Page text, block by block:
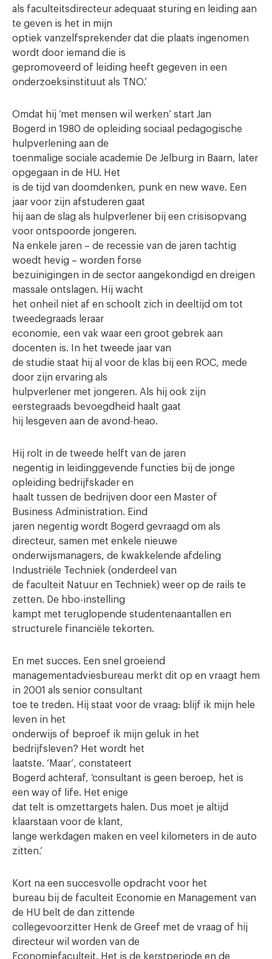
als faculteitsdirecteur adequaat sturing en leiding aan
te geven is het in mijn
optiek vanzelfsprekender dat die plaats ingenomen
wordt door iemand die is
gepromoveerd of leiding heeft gegeven in een
onderzoeksinstituut als TNO.’
Omdat hij ‘met mensen wil werken’ start Jan
Bogerd in 1980 de opleiding sociaal pedagogische
hulpverlening aan de
toenmalige sociale academie De Jelburg in Baarn, later
opgegaan in de HU. Het
is de tijd van doomdenken, punk en new wave. Een
jaar voor zijn afstuderen gaat
hij aan de slag als hulpverlener bij een crisisopvang
voor ontspoorde jongeren.
Na enkele jaren – de recessie van de jaren tachtig
woedt hevig – worden forse
bezuinigingen in de sector aangekondigd en dreigen
massale ontslagen. Hij wacht
het onheil niet af en schoolt zich in deeltijd om tot
tweedegraads leraar
economie, een vak waar een groot gebrek aan
docenten is. In het tweede jaar van
de studie staat hij al voor de klas bij een ROC, mede
door zijn ervaring als
hulpverlener met jongeren. Als hij ook zijn
eerstegraads bevoegdheid haalt gaat
hij lesgeven aan de avond-heao.
Hij rolt in de tweede helft van de jaren
negentig in leidinggevende functies bij de jonge
opleiding bedrijfskader en
haalt tussen de bedrijven door een Master of
Business Administration. Eind
jaren negentig wordt Bogerd gevraagd om als
directeur, samen met enkele nieuwe
onderwijsmanagers, de kwakkelende afdeling
Industriële Techniek (onderdeel van
de faculteit Natuur en Techniek) weer op de rails te
zetten. De hbo-instelling
kampt met teruglopende studentenaantallen en
structurele financiële tekorten.
En met succes. Een snel groeiend
managementadviesbureau merkt dit op en vraagt hem
in 2001 als senior consultant
toe te treden. Hij staat voor de vraag: blijf ik mijn hele
leven in het
onderwijs of beproef ik mijn geluk in het
bedrijfsleven? Het wordt het
laatste. ‘Maar’, constateert
Bogerd achteraf, ‘consultant is geen beroep, het is
een way of life. Het enige
dat telt is omzettargets halen. Dus moet je altijd
klaarstaan voor de klant,
lange werkdagen maken en veel kilometers in de auto
zitten.’
Kort na een succesvolle opdracht voor het
bureau bij de faculteit Economie en Management van
de HU belt de dan zittende
collegevoorzitter Henk de Greef met de vraag of hij
directeur wil worden van de
Economiefaculteit. Het is de kerstperiode en de